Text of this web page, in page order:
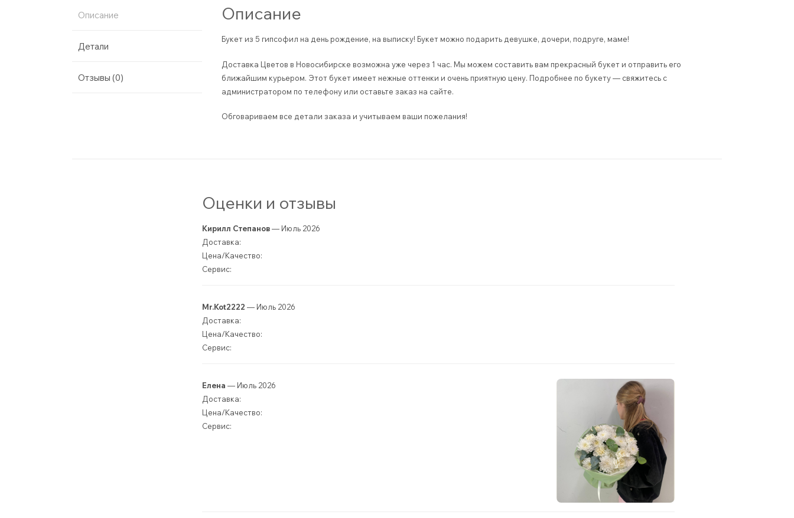
Описание
Детали
Отзывы (0)
Описание
Букет из 5 гипсофил на день рождение, на выписку! Букет можно подарить девушке, дочери, подруге, маме!
Доставка Цветов в Новосибирске возможна уже через 1 час. Мы можем составить вам прекрасный букет и отправить его
ближайшим курьером. Этот букет имеет нежные оттенки и очень приятную цену. Подробнее по букету — свяжитесь с
администратором по телефону или оставьте заказ на сайте.
Обговариваем все детали заказа и учитываем ваши пожелания!
Оценки и отзывы
Кирилл Степанов— Июль 2026
Доставка:
Цена/Качество:
Сервис:
Mr.Kot2222 — Июль 2026
Доставка:
Цена/Качество:
Сервис:
Елена — Июль 2026
Доставка:
Цена/Качество:
Сервис: